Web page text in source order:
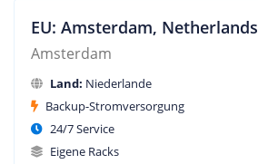
EU: Amsterdam, Netherlands
Amsterdam
Land: Niederlande
Backup-Stromversorgung
24/7 Service
Eigene Racks